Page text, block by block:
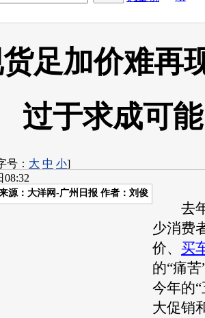
足加价难再
过于求成可能
号： 大 中 小]
08:32
源： 大洋网-广州日报 作者：刘俊
去年
少消费
价、 买
的“痛
今年的
大促销